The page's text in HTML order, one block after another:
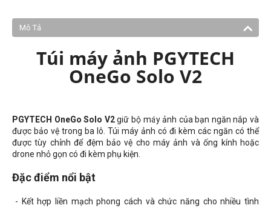
Mô Tả
Túi máy ảnh PGYTECH
OneGo Solo V2
PGYTECH OneGo Solo V2giữ bộ máy ảnh của bạn ngăn nắp và
được bảo vệ trong ba lô. Túi máy ảnh có đi kèm các ngăn có thể
được tùy chỉnh để đệm bảo vệ cho máy ảnh và ống kính hoặc
drone nhỏ gọn có đi kèm phụ kiện.
Đặc điểm nổi bật
- Kết hợp liền mạch phong cách và chức năng cho nhiều tình